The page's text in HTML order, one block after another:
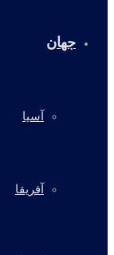
جهان
آسیا
آفریقا